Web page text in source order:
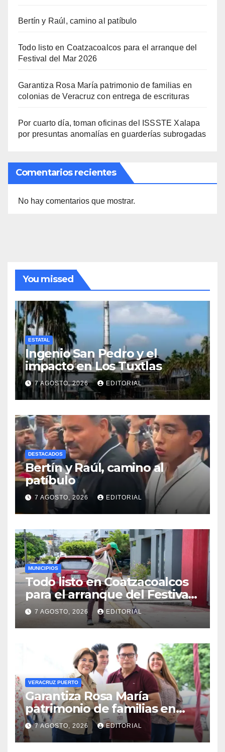
Bertín y Raúl, camino al patíbulo
Todo listo en Coatzacoalcos para el arranque del
Festival del Mar 2026
Garantiza Rosa María patrimonio de familias en
colonias de Veracruz con entrega de escrituras
Por cuarto día, toman oficinas del ISSSTE Xalapa
por presuntas anomalías en guarderías subrogadas
Comentarios recientes
No hay comentarios que mostrar.
You missed
ESTATAL
Ingenio San Pedro y el
impacto en Los Tuxtlas
7 AGOSTO, 2026 EDITORIAL
DESTACADOS
Bertín y Raúl, camino al
patíbulo
7 AGOSTO, 2026 EDITORIAL
MUNICIPIOS
Todo listo en Coatzacoalcos
para el arranque del Festival
del Mar 2026
7 AGOSTO, 2026 EDITORIAL
VERACRUZ PUERTO
Garantiza Rosa María
patrimonio de familias en
colonias de Veracruz con
entrega de escrituras
7 AGOSTO, 2026 EDITORIAL